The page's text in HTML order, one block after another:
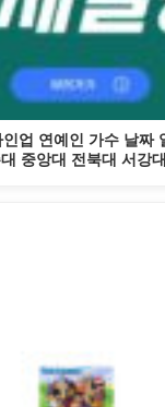
업 연예인 가수 날짜
중앙대 전북대 서강